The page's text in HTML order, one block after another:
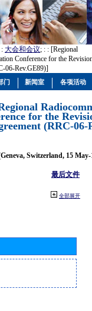
: 大会和会议; : : [Regional
Conference for the
06-Rev.GE89)]
for the
(RRC-06-
Switzerland, 15
最后文件
全部展开
门 新闻室 各项活动